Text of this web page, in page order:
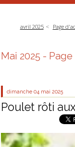
avril 2025 Page
Mai 2025 - Page
dimanche 04 mai 2025
Poulet rôti